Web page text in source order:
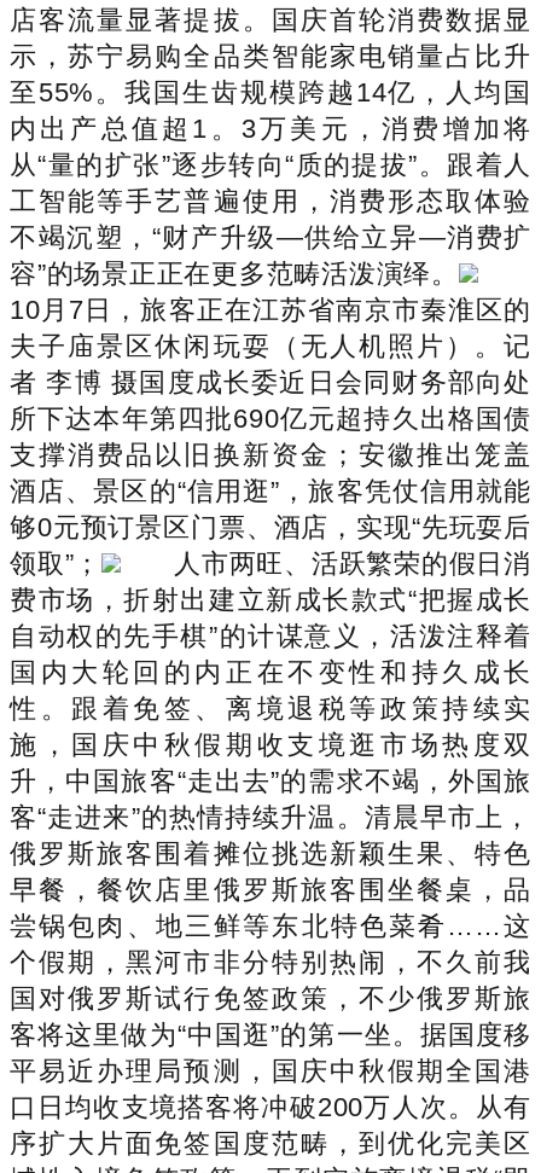
店客流量显著提拔。国庆首轮消费数据显
示，苏宁易购全品类智能家电销量占比升
至55%。我国生齿规模跨越14亿，人均国
内出产总值超1。3万美元，消费增加将
从“量的扩张”逐步转向“质的提拔”。跟着人
工智能等手艺普遍使用，消费形态取体验
不竭沉塑，“财产升级—供给立异—消费扩
容”的场景正正在更多范畴活泼演绎。
10月7日，旅客正在江苏省南京市秦淮区的
夫子庙景区休闲玩耍（无人机照片）。记
者 李博 摄国度成长委近日会同财务部向处
所下达本年第四批690亿元超持久出格国债
支撑消费品以旧换新资金；安徽推出笼盖
酒店、景区的“信用逛”，旅客凭仗信用就能
够0元预订景区门票、酒店，实现“先玩耍后
领取”；
人市两旺、活跃繁荣的假日消
费市场，折射出建立新成长款式“把握成长
自动权的先手棋”的计谋意义，活泼注释着
国内大轮回的内正在不变性和持久成长
性。跟着免签、离境退税等政策持续实
施，国庆中秋假期收支境逛市场热度双
升，中国旅客“走出去”的需求不竭，外国旅
客“走进来”的热情持续升温。清晨早市上，
俄罗斯旅客围着摊位挑选新颖生果、特色
早餐，餐饮店里俄罗斯旅客围坐餐桌，品
尝锅包肉、地三鲜等东北特色菜肴……这
个假期，黑河市非分特别热闹，不久前我
国对俄罗斯试行免签政策，不少俄罗斯旅
客将这里做为“中国逛”的第一坐。据国度移
平易近办理局预测，国庆中秋假期全国港
口日均收支境搭客将冲破200万人次。从有
序扩大片面免签国度范畴，到优化完美区